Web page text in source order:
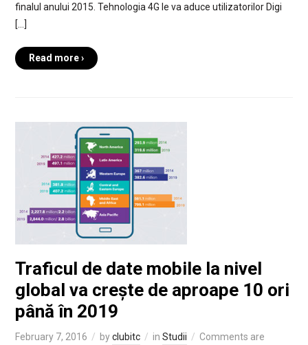
finalul anului 2015. Tehnologia 4G le va aduce utilizatorilor Digi
[…]
Read more ›
Traficul de date mobile la nivel
global va crește de aproape 10 ori
până în 2019
February 7, 2016 byclubitc in Studii
Comments are